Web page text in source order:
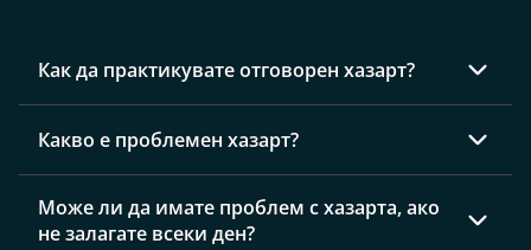
Как да практикувате отговорен хазарт?
рамките на които може да залагате.
Без изключение спазвайте предварително
зададените лимити.
Никога не играйте сам – приемайте играта като
Какво е проблемен хазарт?
„пристрастяване към хазарт“ или „хазартно
Може ли да имате проблем с хазарта, ако
не залагате всеки ден?